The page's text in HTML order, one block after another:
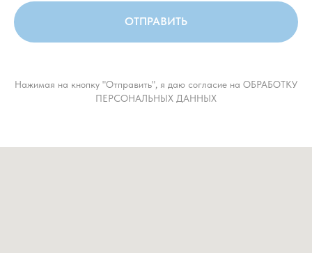
ОТПРАВИТЬ
Нажимая на кнопку "Отправить", я даю согласие на ОБРАБОТКУ
ПЕРСОНАЛЬНЫХ ДАННЫХ